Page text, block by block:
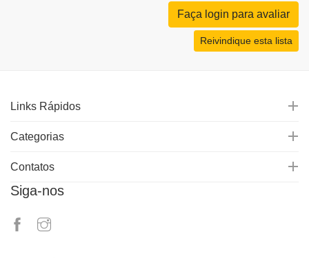
Faça login para avaliar
Reivindique esta lista
Links Rápidos
Categorias
Contatos
Siga-nos